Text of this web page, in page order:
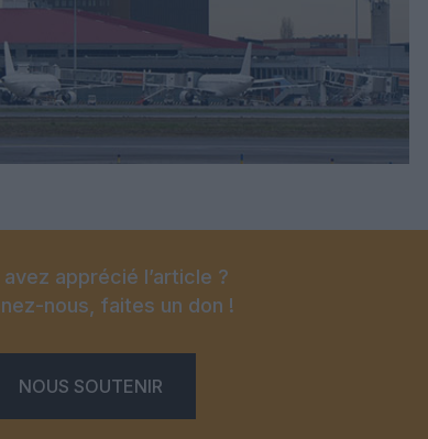
avez apprécié l’article ?
nous, faites un don !
NOUS SOUTENIR